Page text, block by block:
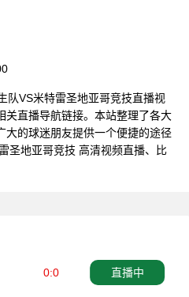
队VS米特雷圣地亚哥竞技直播视
关直播导航链接。本站整理了各大
大的球迷朋友提供一个便捷的途径
圣地亚哥竞技 高清视频直播、比
0:0
直播中